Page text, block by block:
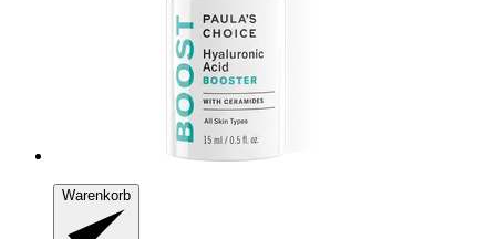
Warenkorb